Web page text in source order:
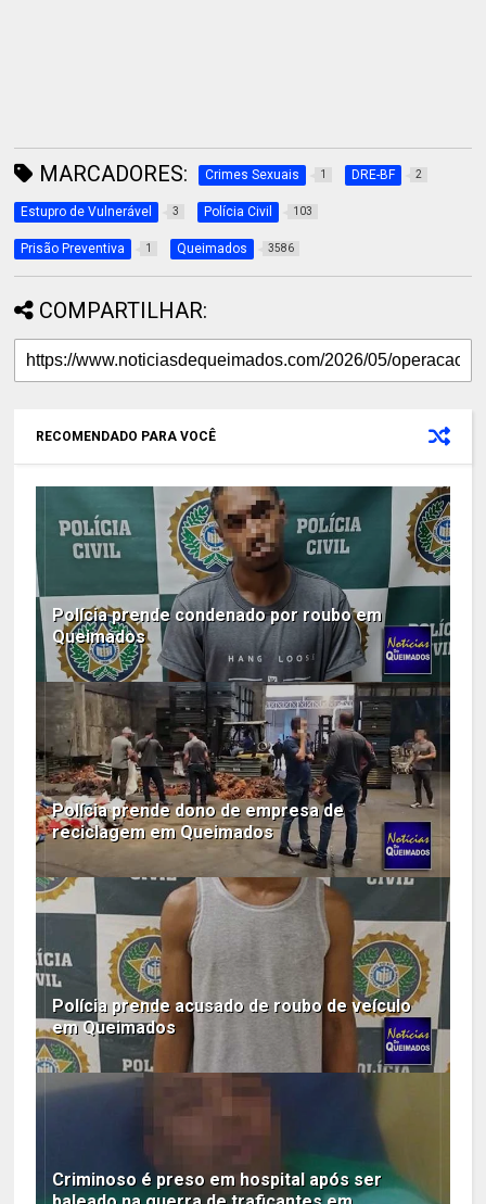
MARCADORES: Crimes Sexuais 1 DRE-BF 2
Estupro de Vulnerável 3 Polícia Civil 103
Prisão Preventiva 1 Queimados 3586
COMPARTILHAR:
RECOMENDADO PARA VOCÊ
Polícia prende condenado por roubo em
Queimados
Polícia prende dono de empresa de
reciclagem em Queimados
Polícia prende acusado de roubo de veículo
em Queimados
Criminoso é preso em hospital após ser